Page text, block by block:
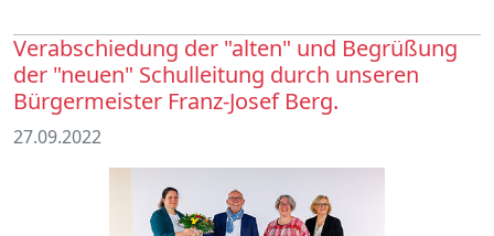
Verabschiedung der "alten" und Begrüßung
der "neuen" Schulleitung durch unseren
Bürgermeister Franz-Josef Berg.
27.09.2022